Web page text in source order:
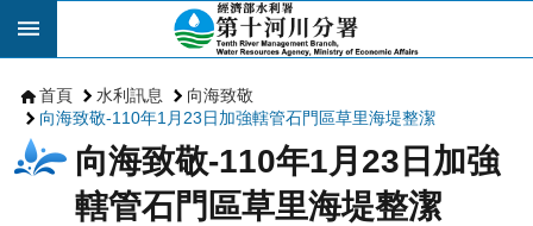
跳到主要內容區塊
首頁 水利訊息
向海致敬
向海致敬-110年1月23日加強轄管石門區草里海堤整潔
向海致敬-110年1月23日加強
轄管石門區草里海堤整潔